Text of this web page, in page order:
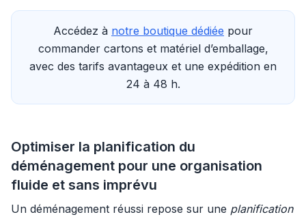
Accédez à notre boutique dédiée pour
commander cartons et matériel d’emballage,
avec des tarifs avantageux et une expédition en
24 à 48 h.
Optimiser la planification du
déménagement pour une organisation
fluide et sans imprévu
Un déménagement réussi repose sur une planification